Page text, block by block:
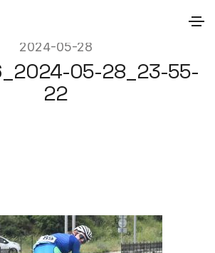
2024-05-28
05-28_23-55-
22